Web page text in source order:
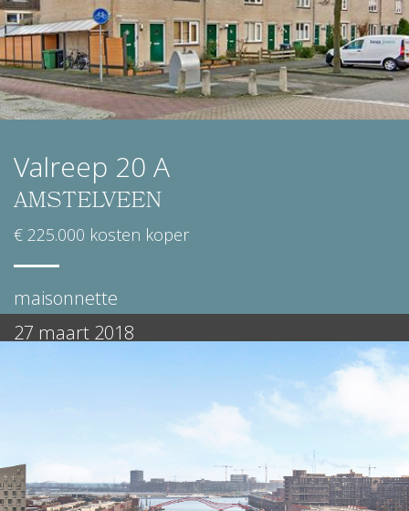
Valreep 20 A
AMSTELVEEN
€ 225.000 kosten koper
maisonnette
27 maart 2018